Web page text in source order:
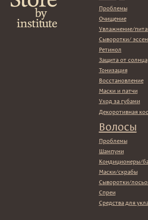
Кондиционеры/бальзамы
Маски/скрабы
Сыворотки/лосьоны
Спреи
Средства для укладки